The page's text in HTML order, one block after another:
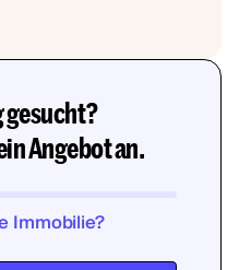
gesucht?
Angebot an.
Immobilie?